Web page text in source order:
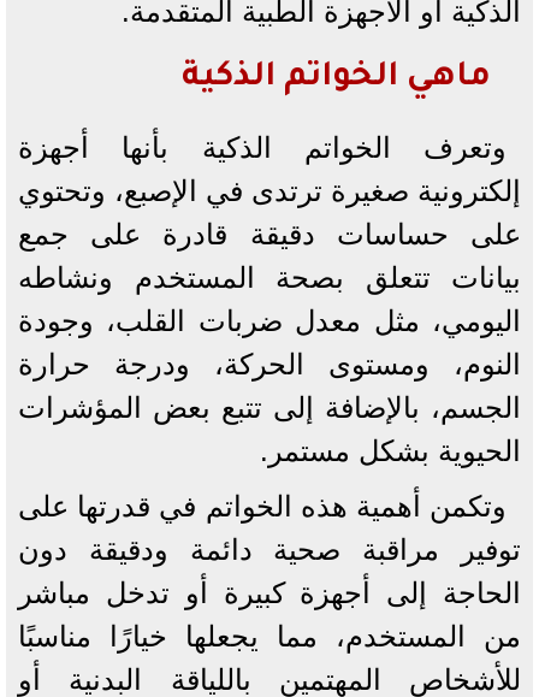
الذكية أو الأجهزة الطبية المتقدمة.
ماهي الخواتم الذكية
وتعرف الخواتم الذكية بأنها أجهزة
إلكترونية صغيرة ترتدى في الإصبع، وتحتوي
على حساسات دقيقة قادرة على جمع
بيانات تتعلق بصحة المستخدم ونشاطه
اليومي، مثل معدل ضربات القلب، وجودة
النوم، ومستوى الحركة، ودرجة حرارة
الجسم، بالإضافة إلى تتبع بعض المؤشرات
الحيوية بشكل مستمر.
وتكمن أهمية هذه الخواتم في قدرتها على
توفير مراقبة صحية دائمة ودقيقة دون
الحاجة إلى أجهزة كبيرة أو تدخل مباشر
من المستخدم، مما يجعلها خيارًا مناسبًا
للأشخاص المهتمين باللياقة البدنية أو